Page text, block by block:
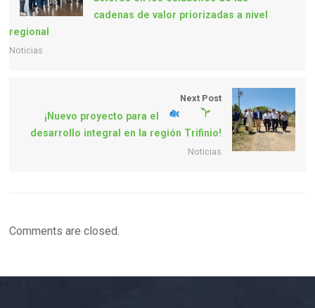
cadenas de valor priorizadas a nivel
regional
Noticias
Next Post
¡Nuevo proyecto para el
desarrollo integral en la región Trifinio!
Noticias
Comments are closed.